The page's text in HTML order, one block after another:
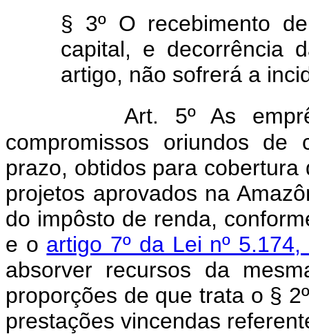
§ 3º O recebimento
capital, e decorrência
artigo, não sofrerá a
Art. 5º As
compromissos oriundos de
prazo, obtidos para
projetos aprovados na
do impôsto de renda,
e o artigo 7º da Lei nº
absorver recursos da
proporções de que trata o §
prestações vincendas